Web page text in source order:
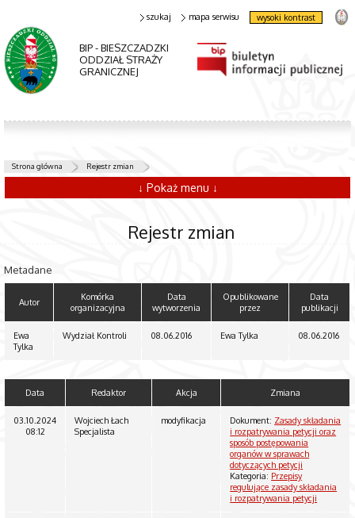
BIP - BIESZCZADZKI
ODDZIAŁ STRAŻY
GRANICZNEJ
szukaj mapa serwisu wysoki kontrast
Strona główna Rejestr zmian
↓ Pokaż menu ↓
Rejestr zmian
Metadane
Autor
Komórka
organizacyjna
Data
wytworzenia
Opublikowane
przez
Data
publikacji
Ewa
Tylka
Wydział Kontroli 08.06.2016 Ewa Tylka 08.06.2016
Data Redaktor Akcja Zmiana
03.10.2024
08:12
Wojciech Łach
Specjalista
modyfikacja Dokument: Zasady składania
i rozpatrywania petycji oraz
sposób postępowania
organów w sprawach
dotyczących petycji
Kategoria: Przepisy
regulujące zasady składania
i rozpatrywania petycji